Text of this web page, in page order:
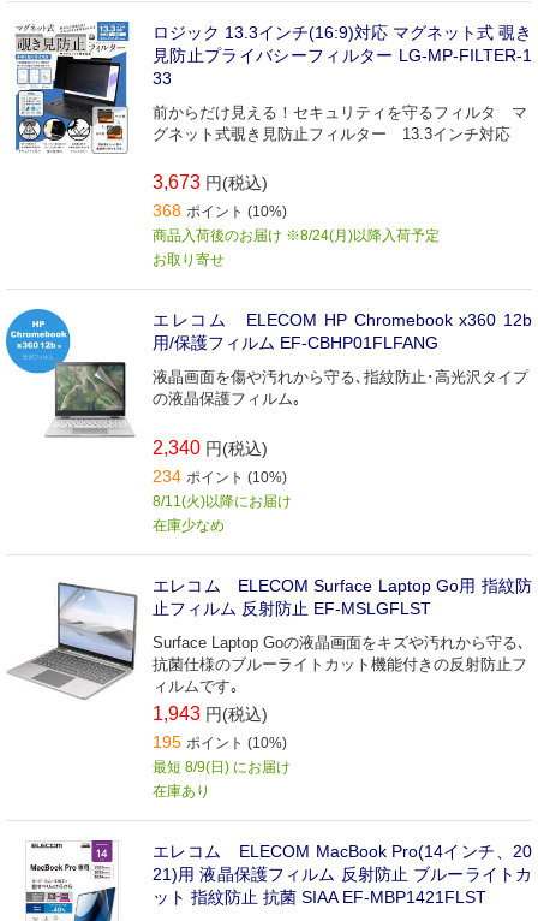
ロジック 13.3インチ(16:9)対応 マグネット式 覗き
見防止プライバシーフィルター LG-MP-FILTER-1
33
前からだけ見える！セキュリティを守るフィルタ マ
グネット式覗き見防止フィルター 13.3インチ対応
3,673 円(税込)
368 ポイント (10%)
商品入荷後のお届け ※8/24(月)以降入荷予定
お取り寄せ
エレコム ELECOM HP Chromebook x360 12b
用/保護フィルム EF-CBHP01FLFANG
液晶画面を傷や汚れから守る､指紋防止･高光沢タイプ
の液晶保護フィルム｡
2,340 円(税込)
234 ポイント (10%)
8/11(火)以降にお届け
在庫少なめ
エレコム ELECOM Surface Laptop Go用 指紋防
止フィルム 反射防止 EF-MSLGFLST
Surface Laptop Goの液晶画面をキズや汚れから守る､
抗菌仕様のブルーライトカット機能付きの反射防止フ
ィルムです｡
1,943 円(税込)
195 ポイント (10%)
最短 8/9(日) にお届け
在庫あり
エレコム ELECOM MacBook Pro(14インチ、20
21)用 液晶保護フィルム 反射防止 ブルーライトカ
ット 指紋防止 抗菌 SIAA EF-MBP1421FLST